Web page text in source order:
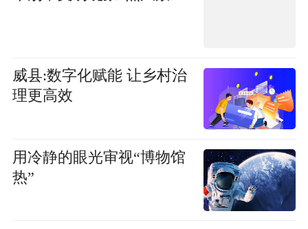
威县:数字化赋能 让乡村治
理更高效
用冷静的眼光审视“博物馆
热”